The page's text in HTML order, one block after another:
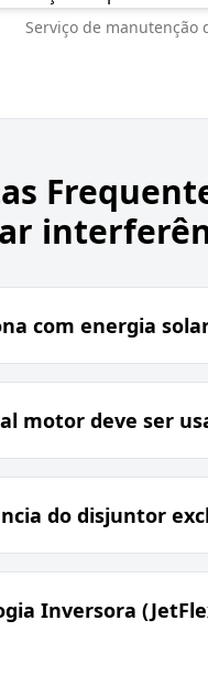
Serviço de manutenção
com energia
motor deve ser
do disjuntor
Inversora